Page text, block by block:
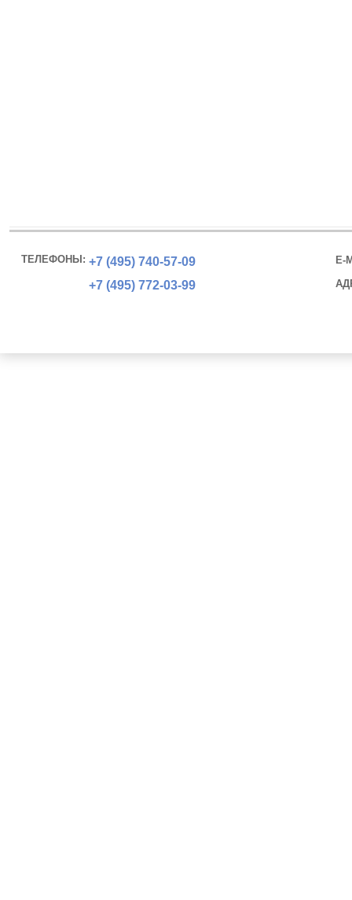
ТЕЛЕФОНЫ: +7 (495) 740-57-09
+7 (495) 772-03-99
E-